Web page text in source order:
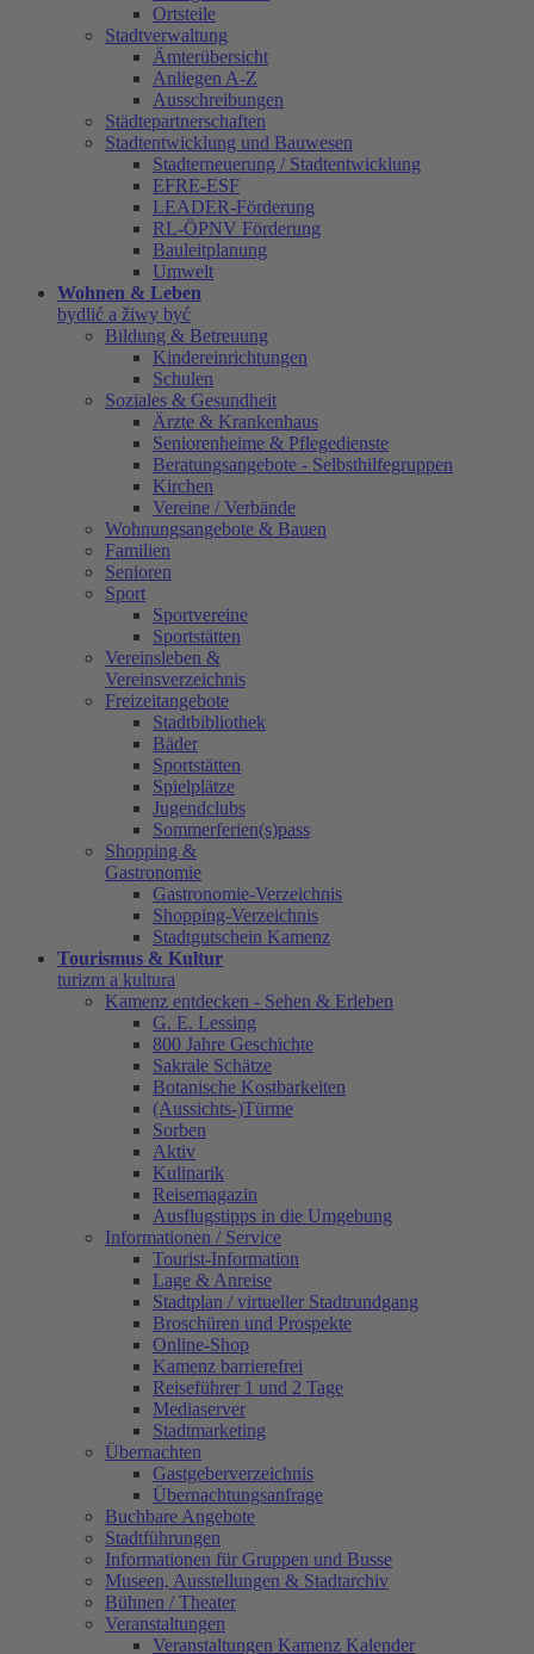
Ortsteile
Stadtverwaltung
Ämterübersicht
Anliegen A-Z
Ausschreibungen
Städtepartnerschaften
Stadtentwicklung und Bauwesen
Stadterneuerung / Stadtentwicklung
EFRE-ESF
LEADER-Förderung
RL-ÖPNV Förderung
Bauleitplanung
Umwelt
Wohnen & Leben
bydlić a žiwy być
Bildung & Betreuung
Kindereinrichtungen
Schulen
Soziales & Gesundheit
Ärzte & Krankenhaus
Seniorenheime & Pflegedienste
Beratungsangebote - Selbsthilfegruppen
Kirchen
Vereine / Verbände
Wohnungsangebote & Bauen
Familien
Senioren
Sport
Sportvereine
Sportstätten
Vereinsleben &
Vereinsverzeichnis
Freizeitangebote
Stadtbibliothek
Bäder
Sportstätten
Spielplätze
Jugendclubs
Sommerferien(s)pass
Shopping &
Gastronomie
Gastronomie-Verzeichnis
Shopping-Verzeichnis
Stadtgutschein Kamenz
Tourismus & Kultur
turizm a kultura
Kamenz entdecken - Sehen & Erleben
G. E. Lessing
800 Jahre Geschichte
Sakrale Schätze
Botanische Kostbarkeiten
(Aussichts-)Türme
Sorben
Aktiv
Kulinarik
Reisemagazin
Ausflugstipps in die Umgebung
Informationen / Service
Tourist-Information
Lage & Anreise
Stadtplan / virtueller Stadtrundgang
Broschüren und Prospekte
Online-Shop
Kamenz barrierefrei
Reiseführer 1 und 2 Tage
Mediaserver
Stadtmarketing
Übernachten
Gastgeberverzeichnis
Übernachtungsanfrage
Buchbare Angebote
Stadtführungen
Informationen für Gruppen und Busse
Museen, Ausstellungen & Stadtarchiv
Bühnen / Theater
Veranstaltungen
Veranstaltungen Kamenz Kalender